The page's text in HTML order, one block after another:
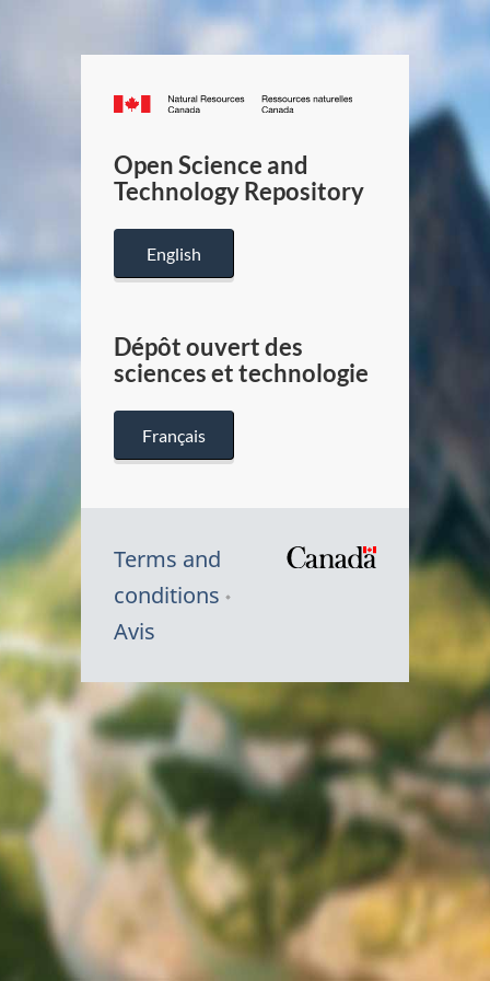
Canada.ca
/
Canada
Open Science and
Technology Repository
English
Dépôt ouvert des
sciences et technologie
Français
Terms and
conditions
Avis
Canada